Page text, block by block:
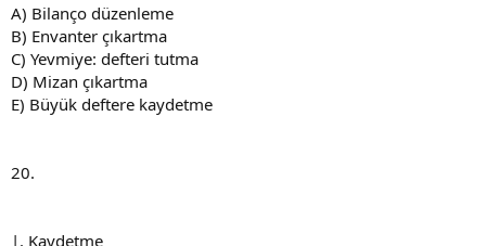
A) Bilanço düzenleme
B) Envanter çıkartma
C) Yevmiye: defteri tutma
D) Mizan çıkartma
E) Büyük deftere kaydetme
20.
|. Kaydetme